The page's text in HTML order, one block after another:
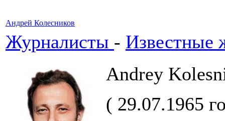
Андрей Колесников
Журналисты - Известные
Andrey
( 29.07.1965